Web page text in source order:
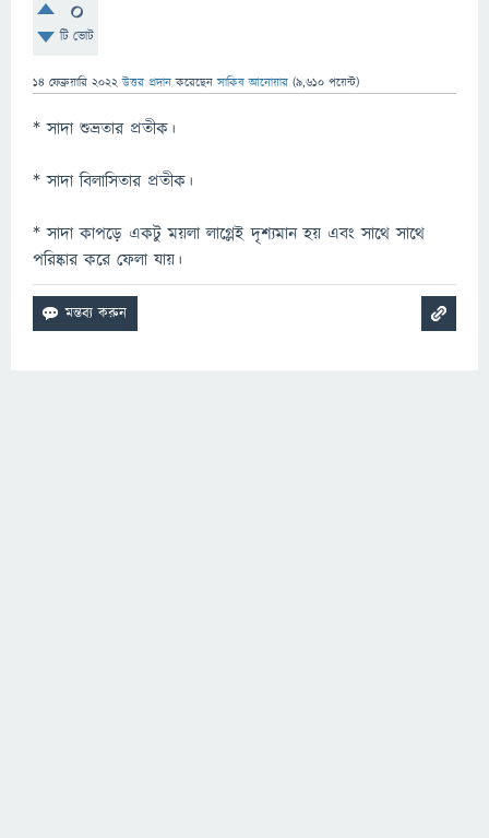
0
টি ভোট
14 ফেব্রুয়ারি 2022 উত্তর প্রদান করেছেনসাকিব আনোয়ার (9,610 পয়েন্ট)
* সাদা শুভ্রতার প্রতীক।
* সাদা বিলাসিতার প্রতীক।
* সাদা কাপড়ে একটু ময়লা লাগ্লেই দৃশ্যমান হয় এবং সাথে সাথে
পরিষ্কার করে ফেলা যায়।